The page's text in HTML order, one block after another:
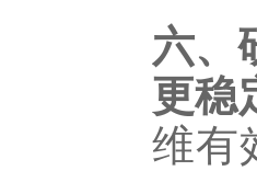
六、
更稳
维有